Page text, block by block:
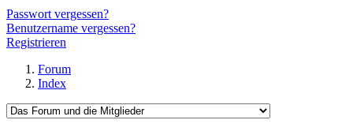
Passwort vergessen?
Benutzername vergessen?
Registrieren
Forum
Index